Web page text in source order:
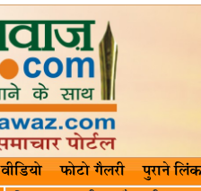
वीडियो फोटो गैलरी पुराने लिंक